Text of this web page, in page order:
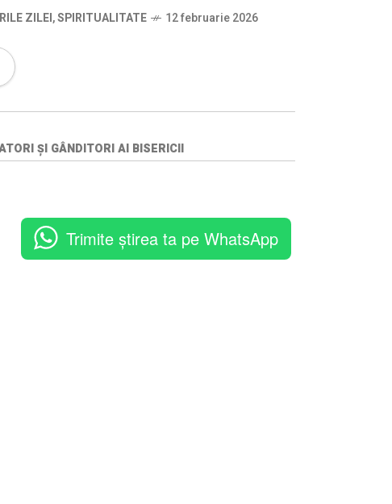
ZILEI,SPIRITUALITATE 12 februarie 2026
ȘI GÂNDITORI AI BISERICII
Trimite știrea ta pe WhatsApp